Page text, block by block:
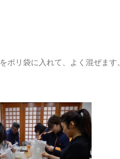
リ袋に入れて、よく混ぜます。